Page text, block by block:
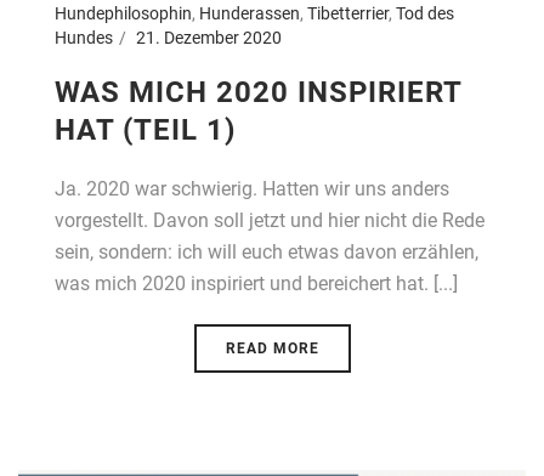
Hundephilosophin, Hunderassen, Tibetterrier, Tod des
Hundes
21. Dezember 2020
WAS MICH 2020 INSPIRIERT
HAT (TEIL 1)
Ja. 2020 war schwierig. Hatten wir uns anders
vorgestellt. Davon soll jetzt und hier nicht die Rede
sein, sondern: ich will euch etwas davon erzählen,
was mich 2020 inspiriert und bereichert hat. [...]
READ MORE